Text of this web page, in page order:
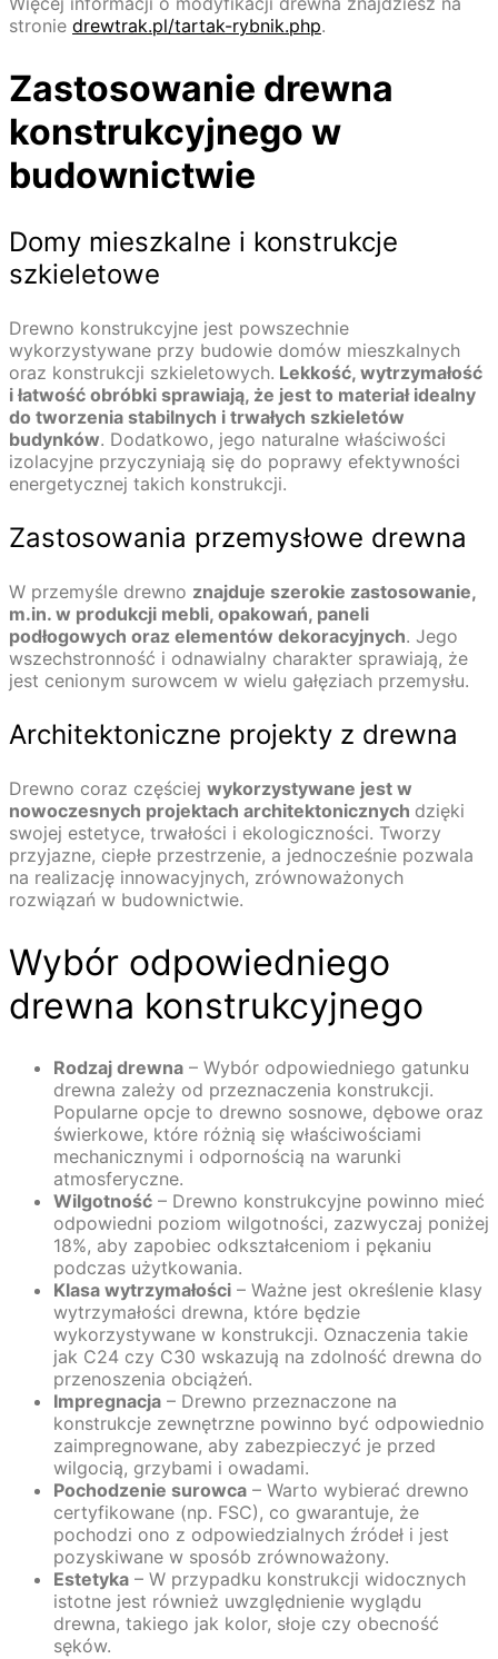
stronie drewtrak.pl/tartak-rybnik.php.
Zastosowanie drewna
konstrukcyjnego w
budownictwie
Domy mieszkalne i konstrukcje
szkieletowe
Drewno konstrukcyjne jest powszechnie
wykorzystywane przy budowie domów mieszkalnych
oraz konstrukcji szkieletowych. Lekkość, wytrzymałość
i łatwość obróbki sprawiają, że jest to materiał idealny
do tworzenia stabilnych i trwałych szkieletów
budynków. Dodatkowo, jego naturalne właściwości
izolacyjne przyczyniają się do poprawy efektywności
energetycznej takich konstrukcji.
Zastosowania przemysłowe drewna
W przemyśle drewno znajduje szerokie zastosowanie,
m.in. w produkcji mebli, opakowań, paneli
podłogowych oraz elementów dekoracyjnych. Jego
wszechstronność i odnawialny charakter sprawiają, że
jest cenionym surowcem w wielu gałęziach przemysłu.
Architektoniczne projekty z drewna
Drewno coraz częściej wykorzystywane jest w
nowoczesnych projektach architektonicznych dzięki
swojej estetyce, trwałości i ekologiczności. Tworzy
przyjazne, ciepłe przestrzenie, a jednocześnie pozwala
na realizację innowacyjnych, zrównoważonych
rozwiązań w budownictwie.
Wybór odpowiedniego
drewna konstrukcyjnego
Rodzaj drewna – Wybór odpowiedniego gatunku
drewna zależy od przeznaczenia konstrukcji.
Popularne opcje to drewno sosnowe, dębowe oraz
świerkowe, które różnią się właściwościami
mechanicznymi i odpornością na warunki
atmosferyczne.
Wilgotność – Drewno konstrukcyjne powinno mieć
odpowiedni poziom wilgotności, zazwyczaj poniżej
18%, aby zapobiec odkształceniom i pękaniu
podczas użytkowania.
Klasa wytrzymałości – Ważne jest określenie klasy
wytrzymałości drewna, które będzie
wykorzystywane w konstrukcji. Oznaczenia takie
jak C24 czy C30 wskazują na zdolność drewna do
przenoszenia obciążeń.
Impregnacja – Drewno przeznaczone na
konstrukcje zewnętrzne powinno być odpowiednio
zaimpregnowane, aby zabezpieczyć je przed
wilgocią, grzybami i owadami.
Pochodzenie surowca – Warto wybierać drewno
certyfikowane (np. FSC), co gwarantuje, że
pochodzi ono z odpowiedzialnych źródeł i jest
pozyskiwane w sposób zrównoważony.
Estetyka – W przypadku konstrukcji widocznych
istotne jest również uwzględnienie wyglądu
drewna, takiego jak kolor, słoje czy obecność
sęków.